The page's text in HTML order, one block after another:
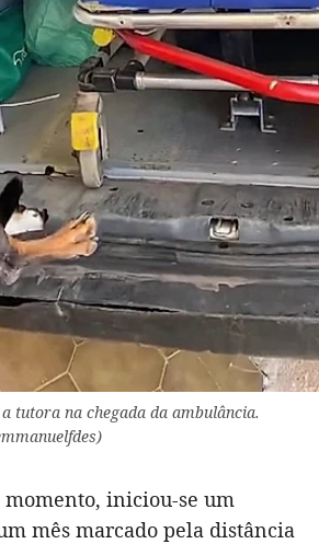
tutora na chegada da ambulância.
iniciou-se um
mês marcado pela distância